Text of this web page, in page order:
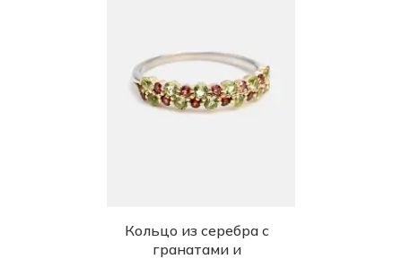
Кольцо из серебра с
гранатами и